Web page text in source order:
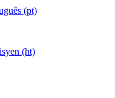
(pt)
(ht)